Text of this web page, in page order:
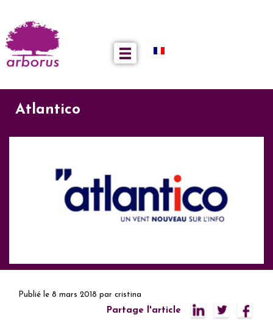
Atlantico
Publié le 8 mars 2018 par cristina
Partage l'article